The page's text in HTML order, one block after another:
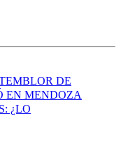
DE
EN MENDOZA
¿LO